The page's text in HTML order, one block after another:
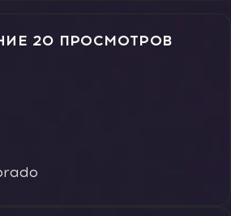
20 ПРОСМОТРОВ